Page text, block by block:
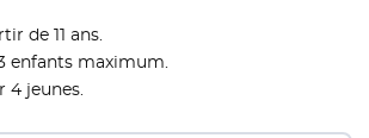
de 11 ans.
enfants maximum.
4 jeunes.